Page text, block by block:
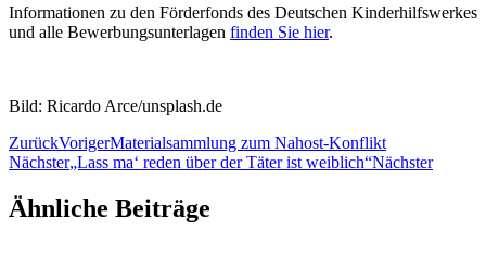
Informationen zu den Förderfonds des Deutschen Kinderhilfswerkes
und alle Bewerbungsunterlagen finden Sie hier.
Bild: Ricardo Arce/unsplash.de
ZurückVorigerMaterialsammlung zum Nahost-Konflikt
Nächster„Lass ma‘ reden über der Täter ist weiblich“Nächster
Ähnliche Beiträge